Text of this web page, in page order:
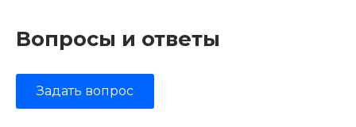
Вопросы и ответы
Задать вопрос